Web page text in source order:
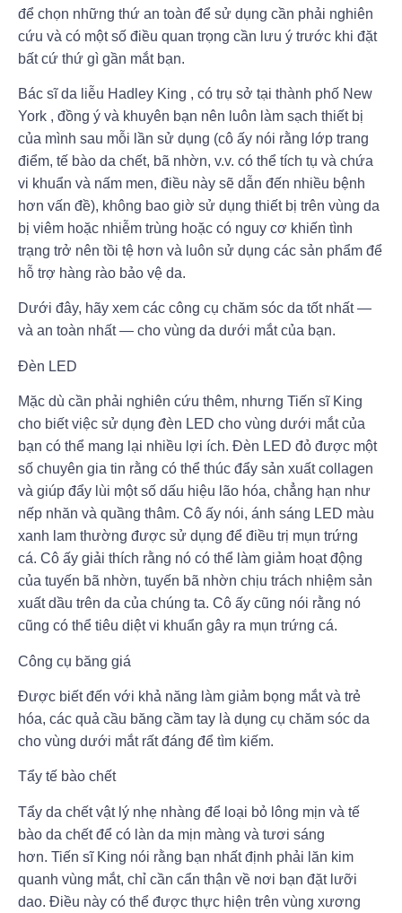
để chọn những thứ an toàn để sử dụng cần phải nghiên
cứu và có một số điều quan trọng cần lưu ý trước khi đặt
bất cứ thứ gì gần mắt bạn.
Bác sĩ da liễu Hadley King , có trụ sở tại thành phố New
York , đồng ý và khuyên bạn nên luôn làm sạch thiết bị
của mình sau mỗi lần sử dụng (cô ấy nói rằng lớp trang
điểm, tế bào da chết, bã nhờn, v.v. có thể tích tụ và chứa
vi khuẩn và nấm men, điều này sẽ dẫn đến nhiều bệnh
hơn vấn đề), không bao giờ sử dụng thiết bị trên vùng da
bị viêm hoặc nhiễm trùng hoặc có nguy cơ khiến tình
trạng trở nên tồi tệ hơn và luôn sử dụng các sản phẩm để
hỗ trợ hàng rào bảo vệ da.
Dưới đây, hãy xem các công cụ chăm sóc da tốt nhất —
và an toàn nhất — cho vùng da dưới mắt của bạn.
Đèn LED
Mặc dù cần phải nghiên cứu thêm, nhưng Tiến sĩ King
cho biết việc sử dụng đèn LED cho vùng dưới mắt của
bạn có thể mang lại nhiều lợi ích. Đèn LED đỏ được một
số chuyên gia tin rằng có thể thúc đẩy sản xuất collagen
và giúp đẩy lùi một số dấu hiệu lão hóa, chẳng hạn như
nếp nhăn và quầng thâm. Cô ấy nói, ánh sáng LED màu
xanh lam thường được sử dụng để điều trị mụn trứng
cá. Cô ấy giải thích rằng nó có thể làm giảm hoạt động
của tuyến bã nhờn, tuyến bã nhờn chịu trách nhiệm sản
xuất dầu trên da của chúng ta. Cô ấy cũng nói rằng nó
cũng có thể tiêu diệt vi khuẩn gây ra mụn trứng cá.
Công cụ băng giá
Được biết đến với khả năng làm giảm bọng mắt và trẻ
hóa, các quả cầu băng cầm tay là dụng cụ chăm sóc da
cho vùng dưới mắt rất đáng để tìm kiếm.
Tẩy tế bào chết
Tẩy da chết vật lý nhẹ nhàng để loại bỏ lông mịn và tế
bào da chết để có làn da mịn màng và tươi sáng
hơn. Tiến sĩ King nói rằng bạn nhất định phải lăn kim
quanh vùng mắt, chỉ cần cẩn thận về nơi bạn đặt lưỡi
dao. Điều này có thể được thực hiện trên vùng xương